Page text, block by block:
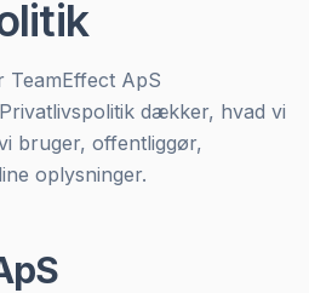
TeamEffect ApS
dækker, hvad vi
bruger, offentliggør,
oplysninger.